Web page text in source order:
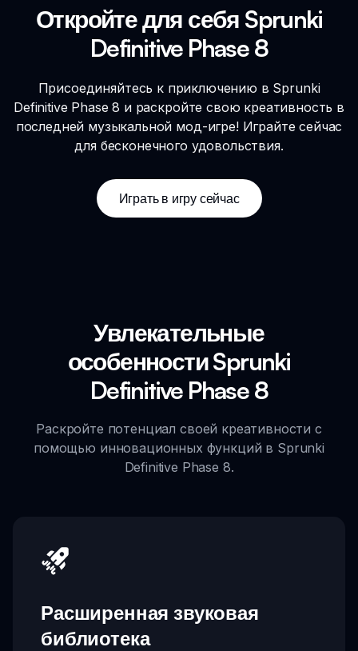
Откройте для себя Sprunki
Definitive Phase 8
Присоединяйтесь к приключению в Sprunki
Definitive Phase 8 и раскройте свою креативность в
последней музыкальной мод-игре! Играйте сейчас
для бесконечного удовольствия.
Играть в игру сейчас
Увлекательные
особенности Sprunki
Definitive Phase 8
Раскройте потенциал своей креативности с
помощью инновационных функций в Sprunki
Definitive Phase 8.
Расширенная звуковая
библиотека